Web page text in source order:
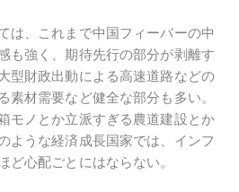
は、これまで中国フィーバーの中
も強く、期待先行の部分が剥離す
型財政出動による高速道路などの
素材需要など健全な部分も多い。
モノとか立派すぎる農道建設とか
ような経済成長国家では、インフ
ど心配ごとにはならない。